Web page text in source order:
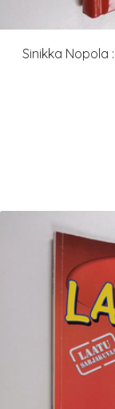
Sinikka Nopola